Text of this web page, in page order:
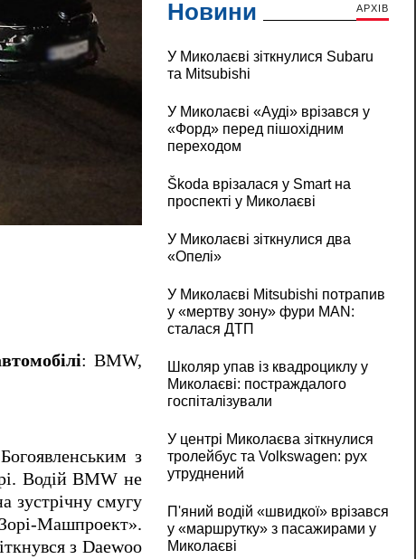
: BMW,
з
Водій BMW не
зустрічну смугу
Машпроект».
з Daewoo
Новини АРХІВ
У Миколаєві зіткнулися Subaru
та Mitsubishi
У Миколаєві «Ауді» врізався у
«Форд» перед пішохідним
переходом
Škoda врізалася у Smart на
проспекті у Миколаєві
У Миколаєві зіткнулися два
«Опелі»
У Миколаєві Mitsubishi потрапив
у «мертву зону» фури MAN:
сталася ДТП
Школяр упав із квадроциклу у
Миколаєві: постраждалого
госпіталізували
У центрі Миколаєва зіткнулися
тролейбус та Volkswagen: рух
утруднений
П'яний водій «швидкої» врізався
у «маршрутку» з пасажирами у
Миколаєві